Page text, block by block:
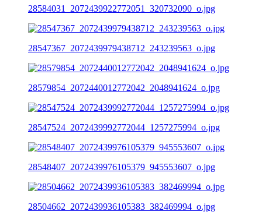
28584031_2072439922772051_320732090_o.jpg
28547367_2072439979438712_243239563_o.jpg
28579854_2072440012772042_2048941624_o.jpg
28547524_2072439992772044_1257275994_o.jpg
28548407_2072439976105379_945553607_o.jpg
28504662_2072439936105383_382469994_o.jpg